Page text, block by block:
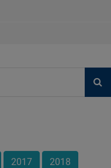
2017 2018